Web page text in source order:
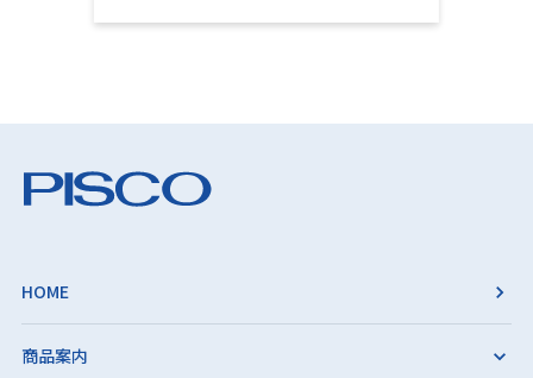
HOME
商品案内